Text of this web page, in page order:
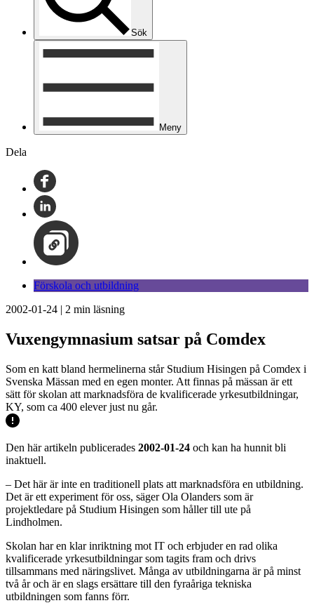
Sök
Meny
Dela
Förskola och utbildning
2002-01-24 | 2 min läsning
Vuxengymnasium satsar på Comdex
Som en katt bland hermelinerna står Studium Hisingen på Comdex i
Svenska Mässan med en egen monter. Att finnas på mässan är ett
sätt för skolan att marknadsföra de kvalificerade yrkesutbildningar,
KY, som ca 400 elever just nu går.
Den här artikeln publicerades 2002-01-24 och kan ha hunnit bli
inaktuell.
– Det här är inte en traditionell plats att marknadsföra en utbildning.
Det är ett experiment för oss, säger Ola Olanders som är
projektledare på Studium Hisingen som håller till ute på
Lindholmen.
Skolan har en klar inriktning mot IT och erbjuder en rad olika
kvalificerade yrkesutbildningar som tagits fram och drivs
tillsammans med näringslivet. Många av utbildningarna är på minst
två år och är en slags ersättare till den fyraåriga tekniska
utbildningen som fanns förr.